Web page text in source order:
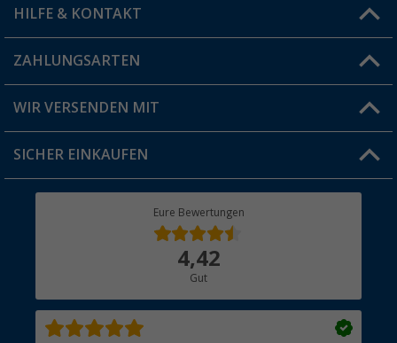
Vorteilskarte
Blog
Jobs & Karriere
HILFE & KONTAKT
FAQ & Kontakt
Versandinformationen
Rücksendung
ZAHLUNGSARTEN
WIR VERSENDEN MIT
SICHER EINKAUFEN
Eure Bewertungen
4,42
Gut